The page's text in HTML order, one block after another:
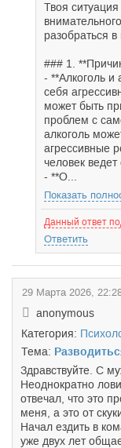
Твоя
разобраться
### 1.
- **Алкоголь и
себя
может быть
проблем с
алкоголь
агрессивные
человек ведет
- **О...
Показать
Данный ответ
Ответить
29 Марта 2026,
anonymous
Категория:
Тема:
Здравствуйте. С
Неоднократно
отвечал, что это
меня, а это от
Начал ездить в
уже двух лет